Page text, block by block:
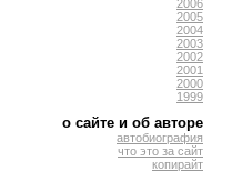
2006
2005
2004
2003
2002
2001
2000
1999
о сайте и об авторе
автобиография
что это за сайт
копирайт